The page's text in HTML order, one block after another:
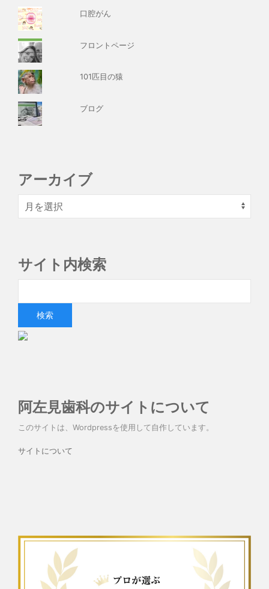
口腔がん
フロントページ
101匹目の猿
ブログ
アーカイブ
サイト内検索
阿左見歯科のサイトについて
このサイトは、Wordpressを使用して自作しています。
サイトについて